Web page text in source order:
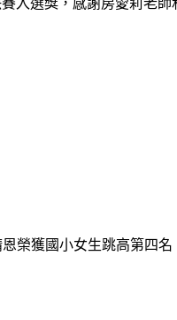
榮獲國小女生跳高第四